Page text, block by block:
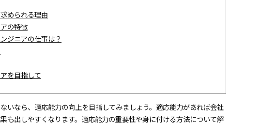
められる理由
の特徴
ジニアの仕事は？
を目指して
いなら、適応能力の向上を目指してみましょう。適応能力があれば会社
も出しやすくなります。適応能力の重要性や身に付ける方法について解